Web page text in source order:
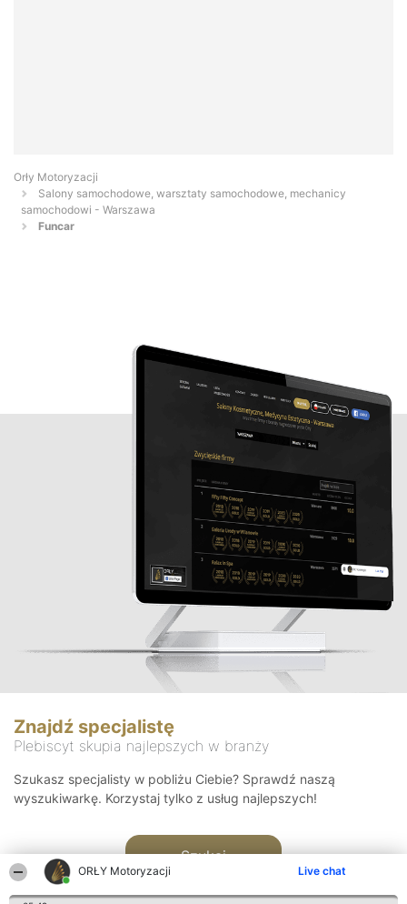
ORŁY Motoryzacji Live chat
Orły Motoryzacji
Salony samochodowe, warsztaty samochodowe, mechanicy
samochodowi - Warszawa
Funcar
Znajdź specjalistę
Plebiscyt skupia najlepszych w branży
Szukasz specjalisty w pobliżu Ciebie? Sprawdź naszą
wyszukiwarkę. Korzystaj tylko z usług najlepszych!
Szukaj